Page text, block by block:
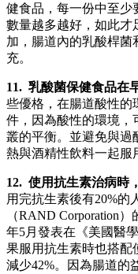
健食品，每一份中至少
數量越多越好，如此才
加，腸道內的乳酸桿
充。
11. 乳酸菌保健食品在
些優格，在腸道酸性的
件，因為酸性的環境，
叢的平衡。並避免與過
熱與酒精性飲料一起服
12. 使用抗生素治病時
用完抗生素後有20%的
（RAND Corporation
年5月發表在《美國醫
果服用抗生素時也搭配
減少42%。因為腸道的